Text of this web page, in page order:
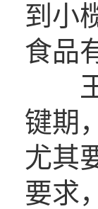
到小
食品
王
键期
尤其
要求